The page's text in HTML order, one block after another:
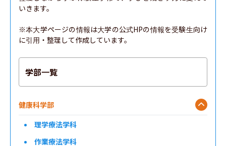
いきます。
※本大学ページの情報は大学の公式HPの情報を受験生向け
に引用・整理して作成しています。
学部一覧
健康科学部
理学療法学科
作業療法学科